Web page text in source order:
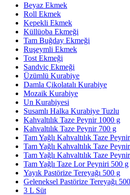
Beyaz Ekmek
Roll Ekmek
Kepekli Ekmek
Küllüoba Ekmeği
Tam Buğday Ekmeği
Ruşeymli Ekmek
Tost Ekmeği
Sandviç Ekmeği
Üzümlü Kurabiye
Damla Çikolatalı Kurabiye
Mozaik Kurabiye
Un Kurabiyesi
Susamlı Halka Kurabiye Tuzlu
Kahvaltılık Taze Peynir 1000 g
Kahvaltılık Taze Peynir 700 g
Tam Yağlı Kahvaltılık Taze
Tam Yağlı Kahvaltılık Taze
Tam Yağlı Kahvaltılık Taze
Tam Yağlı Taze Lor Peyniri 500 g
Yayık Pastörize Tereyağı 500 g
Geleneksel Pastörize Tereyağı
3 L Süt